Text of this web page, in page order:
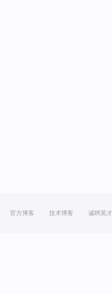
官方博客 技术博客 诚聘英才